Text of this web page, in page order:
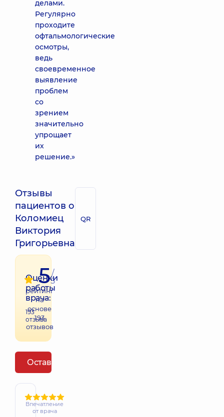
делами.
Регулярно
проходите
офтальмологические
осмотры,
ведь
своевременное
выявление
проблем
со
зрением
значительно
упрощает
их
решение.»
Отзывы
пациентов о
Коломиец
Виктория
Григорьевна
QR
Оценки
работы
врача:
193
отзыва
5/
5
рейтинг
на
основе
193
отзывов
Оставить отзыв
Впечатление
от врача